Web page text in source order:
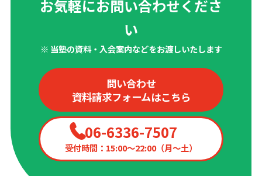
お気軽にお問い合わせくださ
い
※ 当塾の資料・入会案内などをお渡しいたします
問い合わせ
資料請求フォームはこちら
06-6336-7507
受付時間：15:00〜22:00（月〜土）